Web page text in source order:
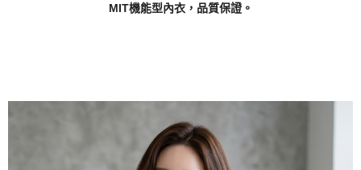
MIT機能型內衣，品質保證。